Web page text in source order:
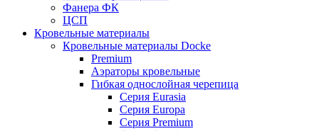
Фанера ФК
ЦСП
Кровельные материалы
Кровельные материалы Docke
Premium
Аэраторы кровельные
Гибкая однослойная черепица
Серия Eurasia
Серия Europa
Серия Premium